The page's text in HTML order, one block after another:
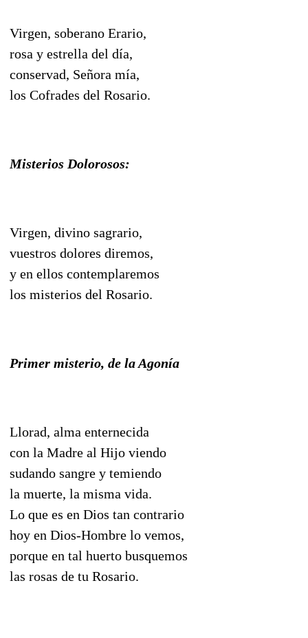
Virgen, soberano Erario,
rosa y estrella del día,
conservad, Señora mía,
los Cofrades del Rosario.
Misterios Dolorosos:
Virgen, divino sagrario,
vuestros dolores diremos,
y en ellos contemplaremos
los misterios del Rosario.
Primer misterio, de la Agonía
Llorad, alma enternecida
con la Madre al Hijo viendo
sudando sangre y temiendo
la muerte, la misma vida.
Lo que es en Dios tan contrario
hoy en Dios-Hombre lo vemos,
porque en tal huerto busquemos
las rosas de tu Rosario.